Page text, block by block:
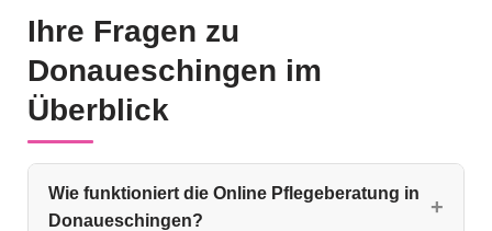
Ihre Fragen zu
Donaueschingen im
Überblick
Wie funktioniert die Online Pflegeberatung in
Donaueschingen?